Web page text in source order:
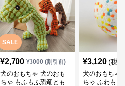
SALE
¥2,700 ¥3000(割引前)
犬のおもちゃ 犬のおも
ちゃ もふもふ恐竜とも
¥3,120 (税
犬のおもちゃ
ちゃ ふわもこ